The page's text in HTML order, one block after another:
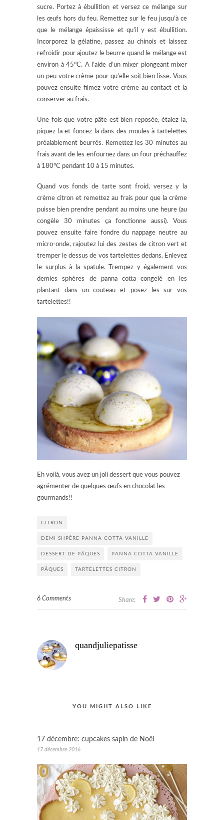
sucre. Portez à ébullition et versez ce mélange sur
les œufs hors du feu. Remettez sur le feu jusqu’à ce
que le mélange épaississe et qu’il y est ébullition.
Incorporez la gélatine, passez au chinois et laissez
refroidir pour ajoutez le beurre quand le mélange est
environ à 45°C. A l’aide d’un mixer plongeant mixer
un peu votre crème pour qu’elle soit bien lisse. Vous
pouvez ensuite filmez votre crème au contact et la
conserver au frais.
Une fois que votre pâte est bien reposée, étalez la,
piquez la et foncez la dans des moules à tartelettes
préalablement beurrés. Remettez les 30 minutes au
frais avant de les enfournez dans un four préchauffez
à 180°C pendant 10 à 15 minutes.
Quand vos fonds de tarte sont froid, versez y la
crème citron et remettez au frais pour que la crème
puisse bien prendre pendant au moins une heure (au
congèle 30 minutes ça fonctionne aussi). Vous
pouvez ensuite faire fondre du nappage neutre au
micro-onde, rajoutez lui des zestes de citron vert et
tremper le dessus de vos tartelettes dedans. Enlevez
le surplus à la spatule. Trempez y également vos
demies sphères de panna cotta congelé en les
plantant dans un couteau et posez les sur vos
tartelettes!!
Eh voilà, vous avez un joli dessert que vous pouvez
agrémenter de quelques œufs en chocolat les
gourmands!!
CITRON
DEMI SHPÈRE PANNA COTTA VANILLE
DESSERT DE PÂQUES PANNA COTTA VANILLE
PÂQUES TARTELETTES CITRON
6 Comments Share:
quandjuliepatisse
YOU MIGHT ALSO LIKE
17 décembre: cupcakes sapin de Noël
17 décembre 2016